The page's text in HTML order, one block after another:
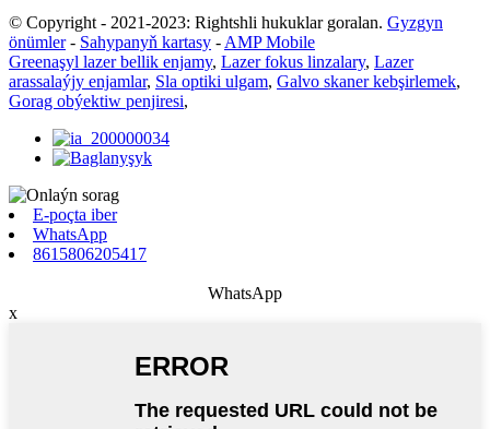
© Copyright - 2021-2023: Rightshli hukuklar goralan. Gyzgyn
önümler- Sahypanyň kartasy - AMP Mobile
Greenaşyl lazer bellik enjamy, Lazer fokus linzalary, Lazer
arassalaýjy enjamlar, Sla optiki ulgam, Galvo skaner kebşirlemek,
Gorag obýektiw penjiresi,
E-poçta iber
WhatsApp
8615806205417
WhatsApp
x